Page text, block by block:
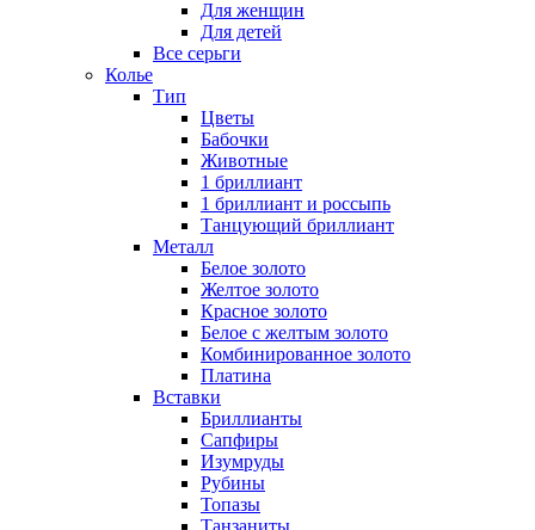
Для женщин
Для детей
Все серьги
Колье
Тип
Цветы
Бабочки
Животные
1 бриллиант
1 бриллиант и россыпь
Танцующий бриллиант
Металл
Белое золото
Желтое золото
Красное золото
Белое с желтым золото
Комбинированное золото
Платина
Вставки
Бриллианты
Сапфиры
Изумруды
Рубины
Топазы
Танзаниты